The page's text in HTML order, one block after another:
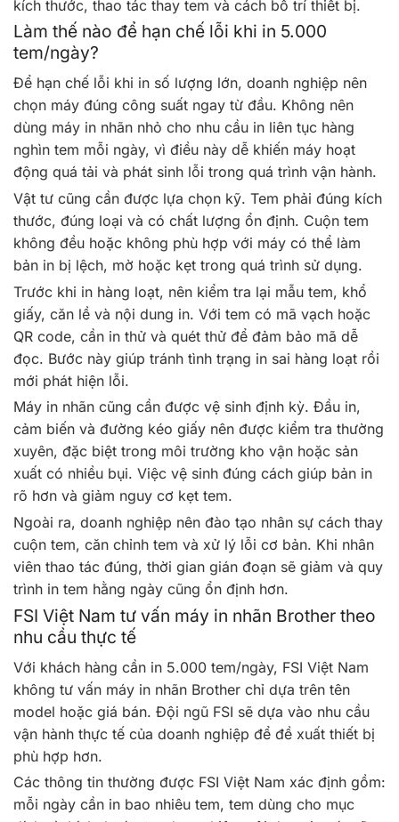
kích thước, thao tác thay tem và cách bố trí thiết bị.
Làm thế nào để hạn chế lỗi khi in 5.000
tem/ngày?
Để hạn chế lỗi khi in số lượng lớn, doanh nghiệp nên
chọn máy đúng công suất ngay từ đầu. Không nên
dùng máy in nhãn nhỏ cho nhu cầu in liên tục hàng
nghìn tem mỗi ngày, vì điều này dễ khiến máy hoạt
động quá tải và phát sinh lỗi trong quá trình vận hành.
Vật tư cũng cần được lựa chọn kỹ. Tem phải đúng kích
thước, đúng loại và có chất lượng ổn định. Cuộn tem
không đều hoặc không phù hợp với máy có thể làm
bản in bị lệch, mờ hoặc kẹt trong quá trình sử dụng.
Trước khi in hàng loạt, nên kiểm tra lại mẫu tem, khổ
giấy, căn lề và nội dung in. Với tem có mã vạch hoặc
QR code, cần in thử và quét thử để đảm bảo mã dễ
đọc. Bước này giúp tránh tình trạng in sai hàng loạt rồi
mới phát hiện lỗi.
Máy in nhãn cũng cần được vệ sinh định kỳ. Đầu in,
cảm biến và đường kéo giấy nên được kiểm tra thường
xuyên, đặc biệt trong môi trường kho vận hoặc sản
xuất có nhiều bụi. Việc vệ sinh đúng cách giúp bản in
rõ hơn và giảm nguy cơ kẹt tem.
Ngoài ra, doanh nghiệp nên đào tạo nhân sự cách thay
cuộn tem, căn chỉnh tem và xử lý lỗi cơ bản. Khi nhân
viên thao tác đúng, thời gian gián đoạn sẽ giảm và quy
trình in tem hằng ngày cũng ổn định hơn.
FSI Việt Nam tư vấn máy in nhãn Brother theo
nhu cầu thực tế
Với khách hàng cần in 5.000 tem/ngày, FSI Việt Nam
không tư vấn máy in nhãn Brother chỉ dựa trên tên
model hoặc giá bán. Đội ngũ FSI sẽ dựa vào nhu cầu
vận hành thực tế của doanh nghiệp để đề xuất thiết bị
phù hợp hơn.
Các thông tin thường được FSI Việt Nam xác định gồm:
mỗi ngày cần in bao nhiêu tem, tem dùng cho mục